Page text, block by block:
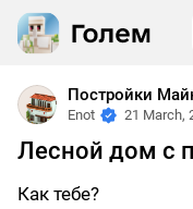
Постройки
Enot 21 March,
Лесной дом с
Как тебе?